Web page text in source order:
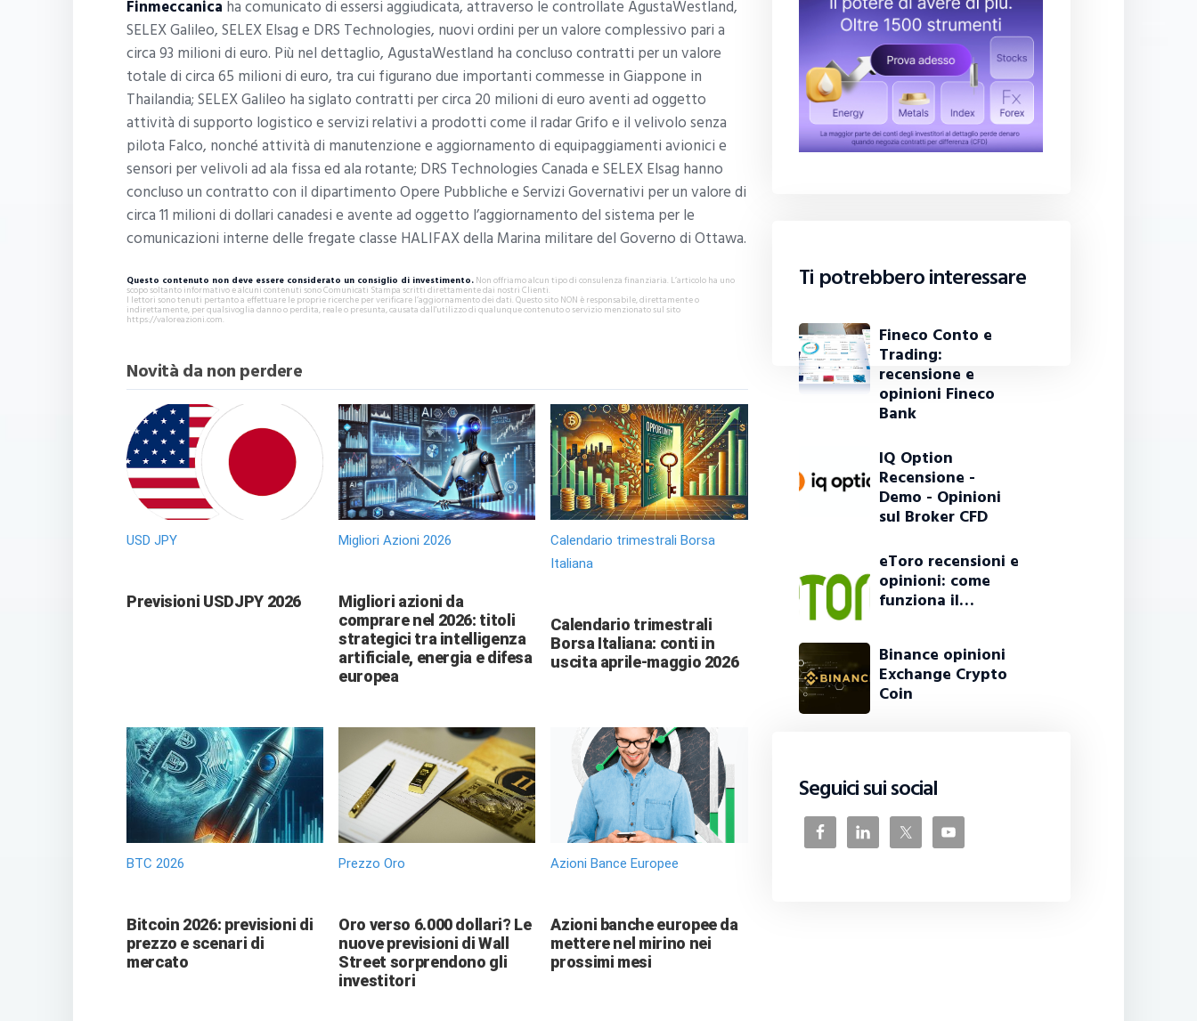
Finmeccanica ha comunicato di essersi aggiudicata, attraverso le controllate AgustaWestland,
SELEX Galileo, SELEX Elsag e DRS Technologies, nuovi ordini per un valore complessivo pari a
circa 93 milioni di euro. Più nel dettaglio, AgustaWestland ha concluso contratti per un valore
totale di circa 65 milioni di euro, tra cui figurano due importanti commesse in Giappone in
Thailandia; SELEX Galileo ha siglato contratti per circa 20 milioni di euro aventi ad oggetto
attività di supporto logistico e servizi relativi a prodotti come il radar Grifo e il velivolo senza
pilota Falco, nonché attività di manutenzione e aggiornamento di equipaggiamenti avionici e
sensori per velivoli ad ala fissa ed ala rotante; DRS Technologies Canada e SELEX Elsag hanno
concluso un contratto con il dipartimento Opere Pubbliche e Servizi Governativi per un valore di
circa 11 milioni di dollari canadesi e avente ad oggetto l’aggiornamento del sistema per le
comunicazioni interne delle fregate classe HALIFAX della Marina militare del Governo di Ottawa.
Questo contenuto non deve essere considerato un consiglio di investimento.Non offriamo alcun tipo di consulenza finanziaria. L’articolo ha uno
scopo soltanto informativo e alcuni contenuti sono Comunicati Stampa scritti direttamente dai nostri Clienti.
I lettori sono tenuti pertanto a effettuare le proprie ricerche per verificare l’aggiornamento dei dati. Questo sito NON è responsabile, direttamente o
indirettamente, per qualsivoglia danno o perdita, reale o presunta, causata dall'utilizzo di qualunque contenuto o servizio menzionato sul sito
https://valoreazioni.com.
Novità da non perdere
USD JPY
Previsioni USDJPY 2026
Migliori Azioni 2026
Migliori azioni da
comprare nel 2026: titoli
strategici tra intelligenza
artificiale, energia e difesa
europea
Calendario trimestrali Borsa
Italiana
Calendario trimestrali
Borsa Italiana: conti in
uscita aprile-maggio 2026
BTC 2026
Bitcoin 2026: previsioni di
prezzo e scenari di
mercato
Prezzo Oro
Oro verso 6.000 dollari? Le
nuove previsioni di Wall
Street sorprendono gli
investitori
Azioni Bance Europee
Azioni banche europee da
mettere nel mirino nei
prossimi mesi
Ti potrebbero interessare
Fineco Conto e
Trading:
recensione e
opinioni Fineco
Bank
IQ Option
Recensione -
Demo - Opinioni
sul Broker CFD
eToro recensioni e
opinioni: come
funziona il…
Binance opinioni
Exchange Crypto
Coin
Seguici sui social